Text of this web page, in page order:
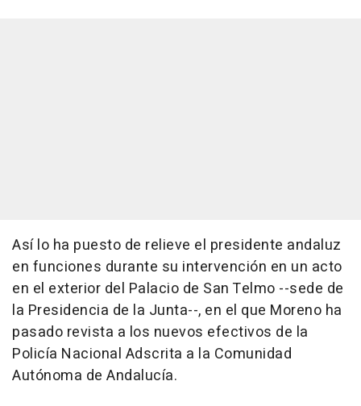
Así lo ha puesto de relieve el presidente andaluz
en funciones durante su intervención en un acto
en el exterior del Palacio de San Telmo --sede de
la Presidencia de la Junta--, en el que Moreno ha
pasado revista a los nuevos efectivos de la
Policía Nacional Adscrita a la Comunidad
Autónoma de Andalucía.